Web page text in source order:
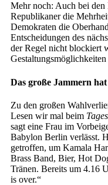
Mehr noch: Auch bei den
Republikaner die
Demokraten die
Entscheidungen des
der Regel nicht blockiert
Das große Jammern hat
Zu den großen
Lesen wir mal beim
sagt eine Frau im
Babylon Berlin verlässt.
getroffen, um Kamala
Brass Band, Bier, Hot
Tränen. Bereits um 4.16
is over.“